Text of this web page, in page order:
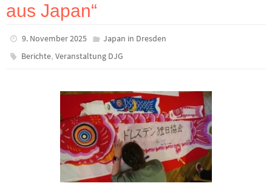
aus Japan“
9. November 2025
Japan in Dresden
Berichte,Veranstaltung DJG